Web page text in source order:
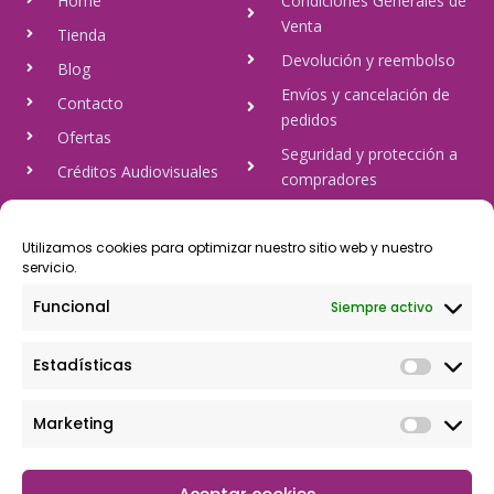
Utilizamos cookies para optimizar nuestro sitio web y nuestro
servicio.
Funcional Siempre activo
Estadísticas
Marketing
Tienda
Blog
Contacto
Ofertas
Créditos Audiovisuales
tulineamagica.com
Venta
Devolución y reembolso
Envíos y cancelación de
pedidos
Seguridad y protección a
compradores
Política de cookies